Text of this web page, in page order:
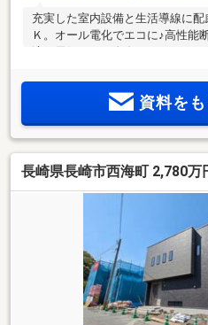
充実した室内設備と生活導線に
Ｋ。オール電化でエコに♪高性能
クローゼットを完備しているた
けます。おもてなしやくつろぎ
魅力的です。
資料を
長崎県長崎市西海町 2,780万